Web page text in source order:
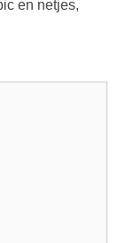
en netjes,